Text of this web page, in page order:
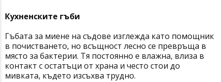
Кухненските гъби
Гъбата за миене на съдове изглежда като помощник
в почистването, но всъщност лесно се превръща в
място за бактерии. Тя постоянно е влажна, влиза в
контакт с остатъци от храна и често стои до
мивката, където изсъхва трудно.